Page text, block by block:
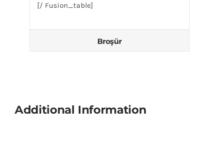
[/ Fusion_table]
Broşür
Additional Information